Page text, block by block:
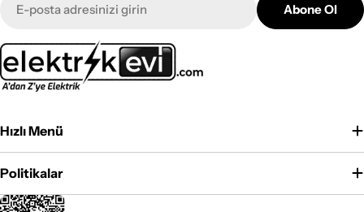
Hızlı Menü
Politikalar
posta
Abone Ol